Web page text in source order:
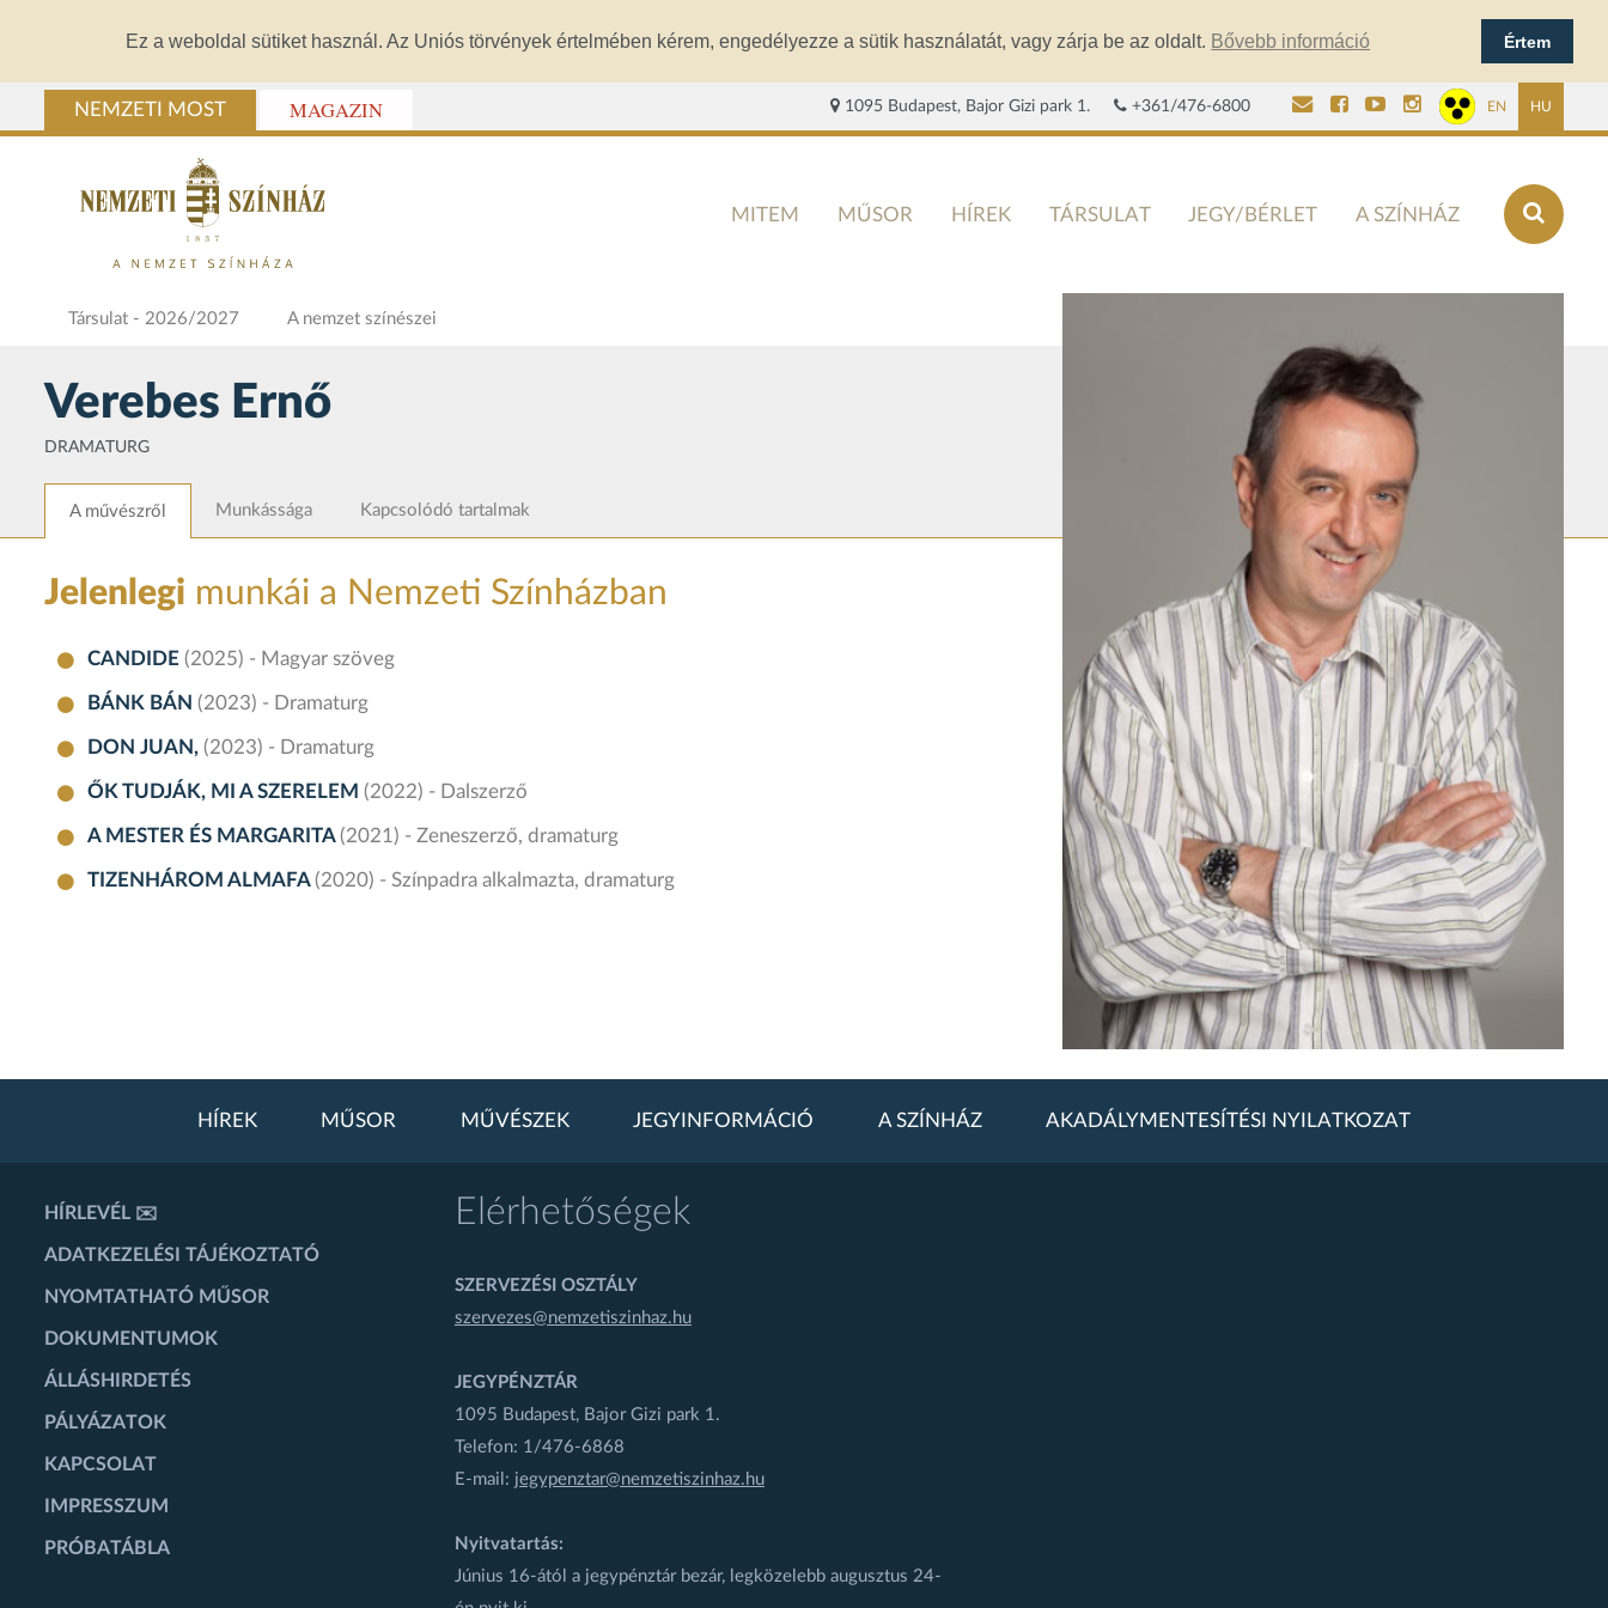
Ez a weboldal sütiket használ. Az Uniós törvények értelmében kérem, engedélyezze a sütik használatát, vagy zárja be az oldalt. Bővebb információ Értem
NEMZETI MOST MAGAZIN 1095 Budapest, Bajor Gizi park 1. +361/476-6800 EN HU
MITEM MŰSOR HÍREK TÁRSULAT JEGY/BÉRLET A SZÍNHÁZ
Társulat - 2026/2027 A nemzet színészei
Verebes Ernő
DRAMATURG
A művészről Munkássága Kapcsolódó tartalmak
Jelenlegi munkái a Nemzeti Színházban
CANDIDE(2025) - Magyar szöveg
BÁNK BÁN(2023) - Dramaturg
DON JUAN,(2023) - Dramaturg
ŐK TUDJÁK, MI A SZERELEM(2022) - Dalszerző
A MESTER ÉS MARGARITA(2021) - Zeneszerző, dramaturg
TIZENHÁROM ALMAFA(2020) - Színpadra alkalmazta, dramaturg
HÍREK MŰSOR MŰVÉSZEK JEGYINFORMÁCIÓ A SZÍNHÁZ AKADÁLYMENTESÍTÉSI NYILATKOZAT
HÍRLEVÉL ✉️
ADATKEZELÉSI TÁJÉKOZTATÓ
NYOMTATHATÓ MŰSOR
DOKUMENTUMOK
ÁLLÁSHIRDETÉS
PÁLYÁZATOK
KAPCSOLAT
IMPRESSZUM
PRÓBATÁBLA
Elérhetőségek
SZERVEZÉSI OSZTÁLY
szervezes@nemzetiszinhaz.hu
JEGYPÉNZTÁR
1095 Budapest, Bajor Gizi park 1.
Telefon: 1/476-6868
E-mail: jegypenztar@nemzetiszinhaz.hu
Nyitvatartás:
Június 16-ától a jegypénztár bezár, legközelebb augusztus 24-